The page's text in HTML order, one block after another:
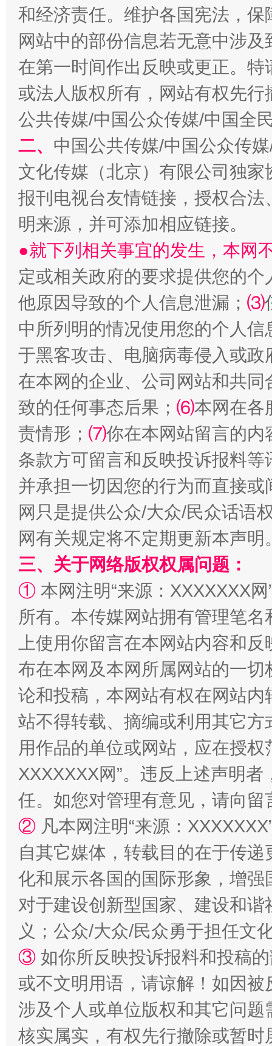
和经济责任。维护各国宪法，
网站中的部份信息若无意中涉
在第一时间作出反映或更正。
或法人版权所有，网站有权先
公共传媒/中国公众传媒/中国全
二、 中国公共传媒/中国公众传
文化传媒（北京）有限公司独
报刊电视台友情链接，授权合
明来源，并可添加相应链接。
●就下列相关事宜的发生，本网
定或相关政府的要求提供您的个
他原因导致的个人信息泄漏； ⑶
中所列明的情况使用您的个人
于黑客攻击、电脑病毒侵入或
在本网的企业、公司网站和共
致的任何事态后果； ⑹本网在各
责情形； ⑺你在本网站留言的内
条款方可留言和反映投诉报料
并承担一切因您的行为而直接
网只是提供公众/大众/民众话语
网有关规定将不定期更新本声明
三、关于网络版权权属问题：
① 本网注明“来源：XXXXXXX
所有。本传媒网站拥有管理笔
上使用你留言在本网站内容和
布在本网及本网所属网站的一
论和投稿，本网站有权在网站
站不得转载、摘编或利用其它
用作品的单位或网站，应在授
XXXXXXX网”。违反上述声明
任。如您对管理有意见，请向
② 凡本网注明“来源：
自其它媒体，转载目的在于传
化和展示各国的国际形象，增
对于建设创新型国家、建设和
义；公众/大众/民众勇于担任文
③ 如你所反映投诉报料和投稿
或不文明用语，请谅解！如因
涉及个人或单位版权和其它问题
核实属实，有权先行撤除或暂